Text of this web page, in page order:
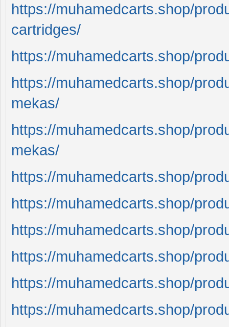
https://muhamedcarts.shop/
cartridges/
https://muhamedcarts.shop/
https://muhamedcarts.shop/
mekas/
https://muhamedcarts.shop/
mekas/
https://muhamedcarts.shop/
https://muhamedcarts.shop/
https://muhamedcarts.shop/
https://muhamedcarts.shop/
https://muhamedcarts.shop/
https://muhamedcarts.shop/